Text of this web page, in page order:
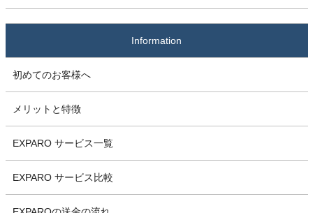
Information
初めてのお客様へ
メリットと特徴
EXPARO サービス一覧
EXPARO サービス比較